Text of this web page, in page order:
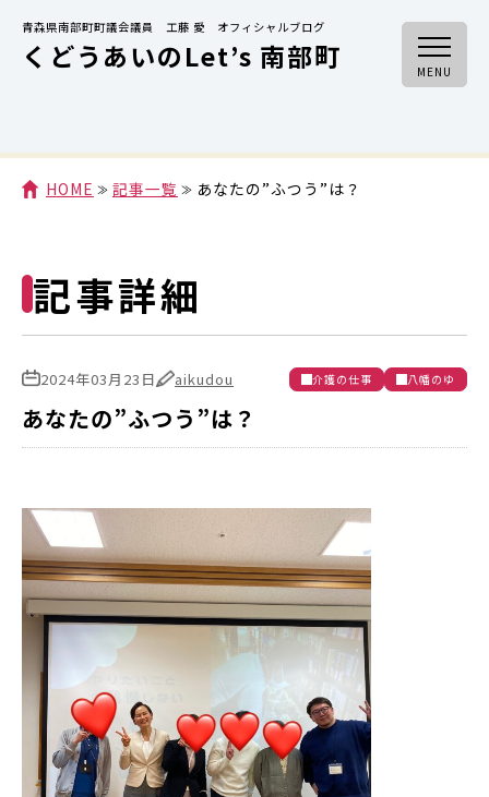
青森県南部町町議会議員 工藤 愛 オフィシャルブログ
くどうあいのLet’s 南部町 MENU
HOME 記事一覧 あなたの”ふつう”は？
記事詳細
2024年03月23日 aikudou 介護の仕事 八幡のゆ
あなたの”ふつう”は？